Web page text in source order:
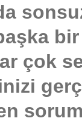
çok